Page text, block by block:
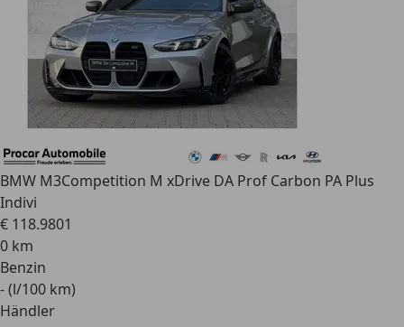
BMW M3Competition M xDrive DA Prof Carbon PA Plus
Indivi
€ 118.9801
0 km
Benzin
- (l/100 km)
Händler